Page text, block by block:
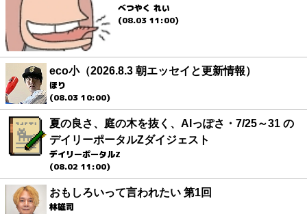
べつやく れい
(08.03 11:00)
eco小（2026.8.3 朝エッセイと更新情報）
ほり
(08.03 10:00)
夏の良さ、庭の木を抜く、AIっぽさ・7/25～31 の
デイリーポータルZダイジェスト
デイリーポータルZ
(08.02 11:00)
おもしろいって言われたい 第1回
林雄司